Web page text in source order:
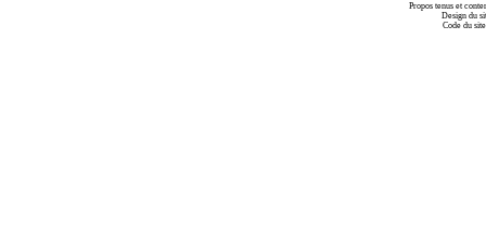
Propos tenus et
Design du
Code du